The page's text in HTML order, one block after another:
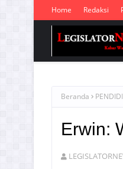
Home Redaksi
Beranda
Erwin: